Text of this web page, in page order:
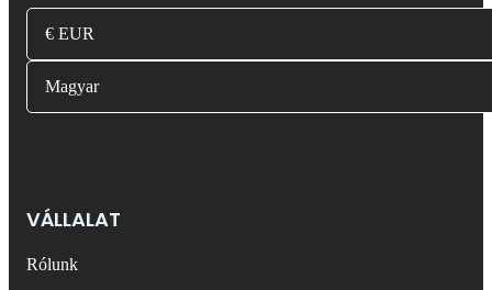
€ EUR
Magyar
VÁLLALAT
Rólunk